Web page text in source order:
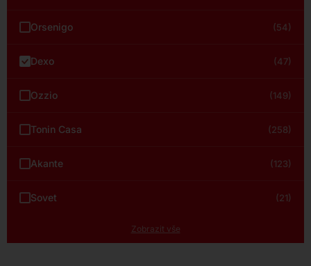
Orsenigo (54)
Dexo (47)
Ozzio (149)
Tonin Casa (258)
Akante (123)
Sovet (21)
Zobrazit vše